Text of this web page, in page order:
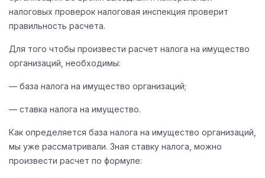
налоговых проверок налоговая инспекция проверит
правильность расчета.
Для того чтобы произвести расчет налога на имущество
организаций, необходимы:
— база налога на имущество организаций;
— ставка налога на имущество.
Как определяется база налога на имущество организаций,
мы уже рассматривали. Зная ставку налога, можно
произвести расчет по формуле: